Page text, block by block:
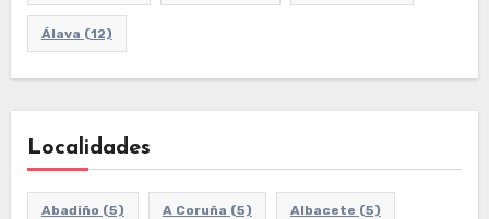
Álava (12)
Localidades
Abadiño (5) A Coruña (5) Albacete (5)